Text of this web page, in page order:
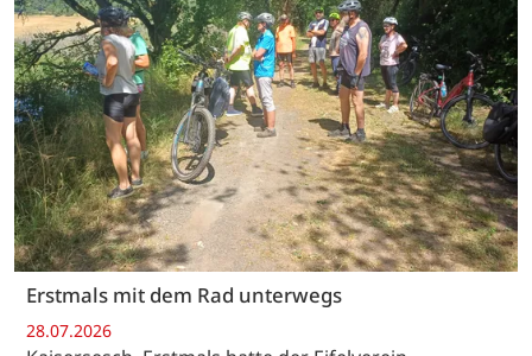
Erstmals mit dem Rad unterwegs
28.07.2026